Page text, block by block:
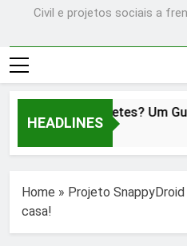
Civil e projetos sociais a
HEADLINES
O que é Kubernetes? Um
Home » Projeto
casa!